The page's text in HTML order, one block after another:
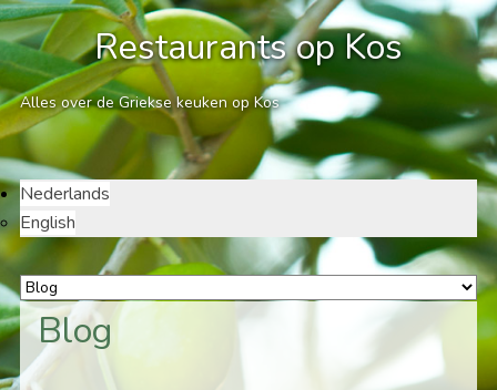
Restaurants op Kos
Alles over de Griekse keuken op Kos
Nederlands
English
Blog